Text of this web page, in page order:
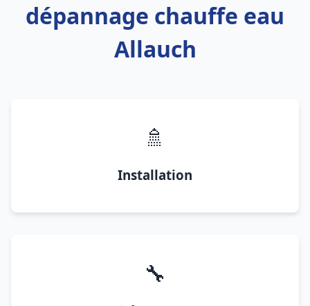
dépannage chauffe eau
Allauch
🚿
Installation
🔧